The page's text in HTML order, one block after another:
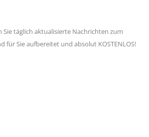
Sie täglich aktualisierte Nachrichten zum
für Sie aufbereitet und absolut KOSTENLOS!